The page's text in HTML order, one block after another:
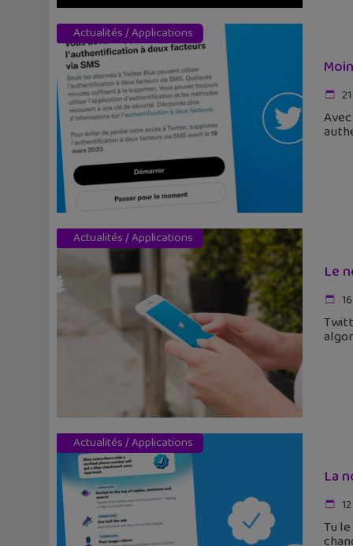
Actualités/Applications
Actualités/Applications
Le
Actualités/Applications
La
Tu